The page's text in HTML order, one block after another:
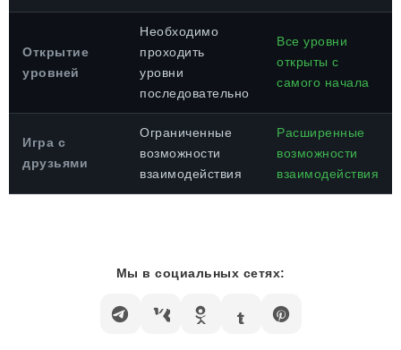
Открытие
уровней
Необходимо
проходить
уровни
последовательно
Все уровни
открыты с
самого начала
Игра с
друзьями
Ограниченные
возможности
взаимодействия
Расширенные
возможности
взаимодействия
Мы в социальных сетях: